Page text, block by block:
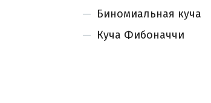
Биномиальная куча
Куча Фибоначчи